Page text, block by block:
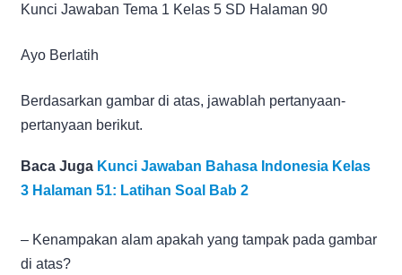
Kunci Jawaban Tema 1 Kelas 5 SD Halaman 90
Ayo Berlatih
Berdasarkan gambar di atas, jawablah pertanyaan-
pertanyaan berikut.
Baca Juga Kunci Jawaban Bahasa Indonesia Kelas
3 Halaman 51: Latihan Soal Bab 2
– Kenampakan alam apakah yang tampak pada gambar
di atas?